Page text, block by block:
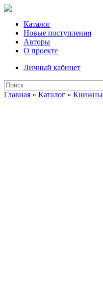
Каталог
Новые поступления
Авторы
О проекте
Личный кабинет
Главная » Каталог »